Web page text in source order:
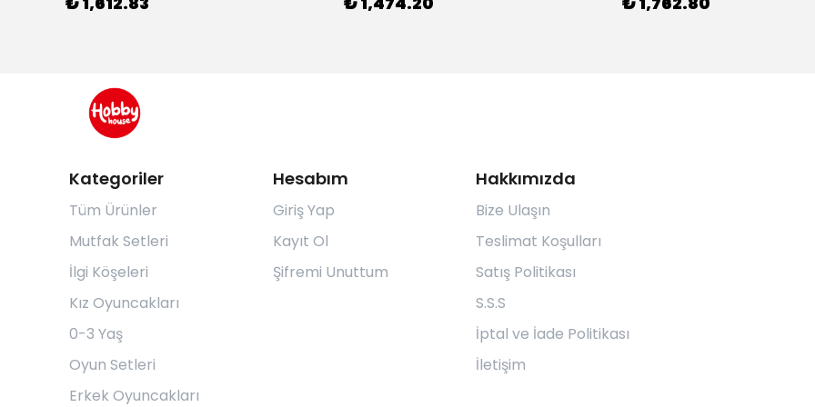
Kategoriler
Tüm Ürünler
Mutfak Setleri
İlgi Köşeleri
Kız Oyuncakları
0-3 Yaş
Oyun Setleri
Erkek Oyuncakları
Hesabım
Giriş Yap
Kayıt Ol
Şifremi Unuttum
Hakkımızda
Bize Ulaşın
Teslimat Koşulları
Satış Politikası
S.S.S
İptal ve İade Politikası
İletişim